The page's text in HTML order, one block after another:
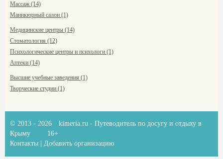
Массаж (14)
Маникюрный салон (1)
Медицинские центры (14)
Стоматология (12)
Психологические центры и психологи (1)
Аптеки (14)
Высшие учебные заведения (1)
Творческие студии (1)
© 2013 - 2026 kimeria.ru - Путеводитель по досугу и отдыху в
Крыму
16+
Контакты
Добавить организацию